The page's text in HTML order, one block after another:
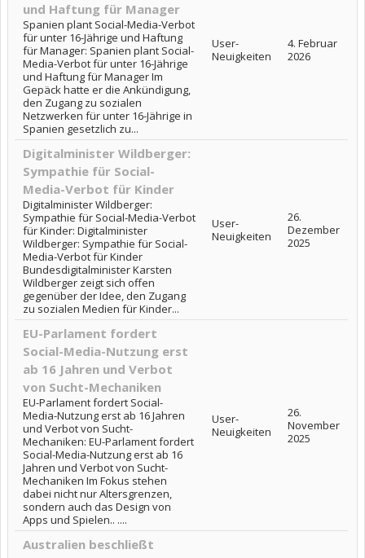
und Haftung für Manager
Spanien plant Social-Media-Verbot
für unter 16-Jährige und Haftung
für Manager: Spanien plant Social-
Media-Verbot für unter 16-Jährige
und Haftung für Manager Im
Gepäck hatte er die Ankündigung,
den Zugang zu sozialen
Netzwerken für unter 16-Jährige in
Spanien gesetzlich zu...
User-
Neuigkeiten
4. Februar
2026
Digitalminister Wildberger:
Sympathie für Social-
Media-Verbot für Kinder
Digitalminister Wildberger:
Sympathie für Social-Media-Verbot
für Kinder: Digitalminister
Wildberger: Sympathie für Social-
Media-Verbot für Kinder
Bundesdigitalminister Karsten
Wildberger zeigt sich offen
gegenüber der Idee, den Zugang
zu sozialen Medien für Kinder...
User-
Neuigkeiten
26.
Dezember
2025
EU-Parlament fordert
Social-Media-Nutzung erst
ab 16 Jahren und Verbot
von Sucht-Mechaniken
EU-Parlament fordert Social-
Media-Nutzung erst ab 16 Jahren
und Verbot von Sucht-
Mechaniken: EU-Parlament fordert
Social-Media-Nutzung erst ab 16
Jahren und Verbot von Sucht-
Mechaniken Im Fokus stehen
dabei nicht nur Altersgrenzen,
sondern auch das Design von
Apps und Spielen.. ....
User-
Neuigkeiten
26.
November
2025
Australien beschließt